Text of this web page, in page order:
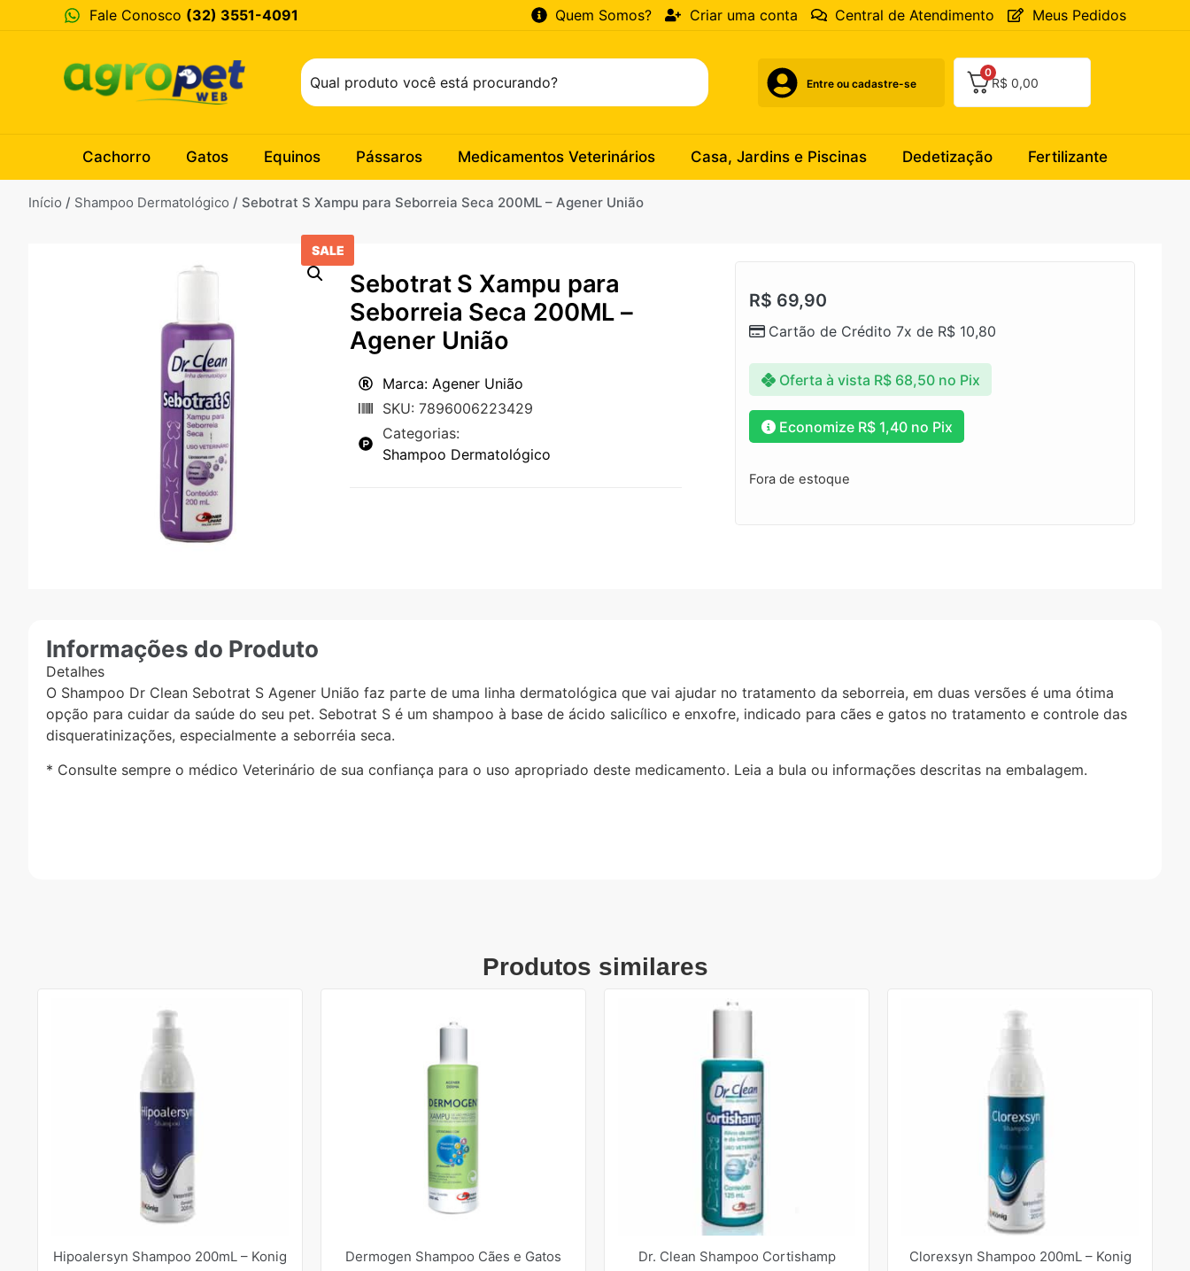
Fale Conosco (32) 3551-4091 Quem Somos? Criar uma conta Central de Atendimento Meus Pedidos
Entre ou cadastre-se
0
R$ 0,00
Cachorro Gatos Equinos Pássaros Medicamentos Veterinários Casa, Jardins e Piscinas Dedetização Fertilizante
Início / Shampoo Dermatológico / Sebotrat S Xampu para Seborreia Seca 200ML – Agener União
SALE
Sebotrat S Xampu para
Seborreia Seca 200ML –
Agener União
Marca: Agener União
SKU: 7896006223429
Categorias:
Shampoo Dermatológico
R$ 69,90
Cartão de Crédito 7x de R$10,80
Oferta à vista R$68,50 no Pix
Economize R$1,40no Pix
Fora de estoque
Informações do Produto
Detalhes
O Shampoo Dr Clean Sebotrat S Agener União faz parte de uma linha dermatológica que vai ajudar no tratamento da seborreia, em duas versões é uma ótima
opção para cuidar da saúde do seu pet. Sebotrat S é um shampoo à base de ácido salicílico e enxofre, indicado para cães e gatos no tratamento e controle das
disqueratinizações, especialmente a seborréia seca.
* Consulte sempre o médico Veterinário de sua confiança para o uso apropriado deste medicamento. Leia a bula ou informações descritas na embalagem.
Produtos similares
Hipoalersyn Shampoo 200mL – Konig
Dermogen Shampoo Cães e Gatos
Dr. Clean Shampoo Cortishamp
Clorexsyn Shampoo 200mL – Konig